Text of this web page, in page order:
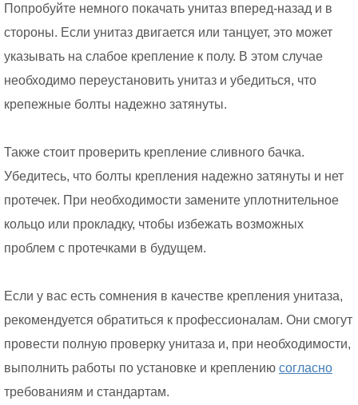
Попробуйте немного покачать унитаз вперед-назад и в
стороны. Если унитаз двигается или танцует, это может
указывать на слабое крепление к полу. В этом случае
необходимо переустановить унитаз и убедиться, что
крепежные болты надежно затянуты.
Также стоит проверить крепление сливного бачка.
Убедитесь, что болты крепления надежно затянуты и нет
протечек. При необходимости замените уплотнительное
кольцо или прокладку, чтобы избежать возможных
проблем с протечками в будущем.
Если у вас есть сомнения в качестве крепления унитаза,
рекомендуется обратиться к профессионалам. Они смогут
провести полную проверку унитаза и, при необходимости,
выполнить работы по установке и креплению согласно
требованиям и стандартам.